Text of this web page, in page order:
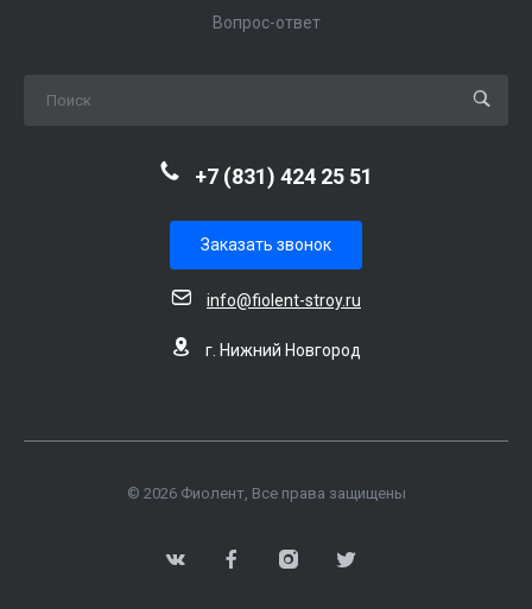
Вопрос-ответ
+7 (831) 424 25 51
Заказать звонок
info@fiolent-stroy.ru
г. Нижний Новгород
© 2026 Фиолент, Все права защищены